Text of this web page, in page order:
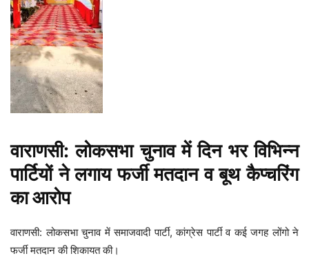
वाराणसी: लोकसभा चुनाव में दिन भर विभिन्न
पार्टियों ने लगाय फर्जी मतदान व बूथ कैप्चरिंग
का आरोप
वाराणसी: लोकसभा चुनाव में समाजवादी पार्टी, कांग्रेस पार्टी व कई जगह लोंगो ने
फर्जी मतदान की शिकायत की।